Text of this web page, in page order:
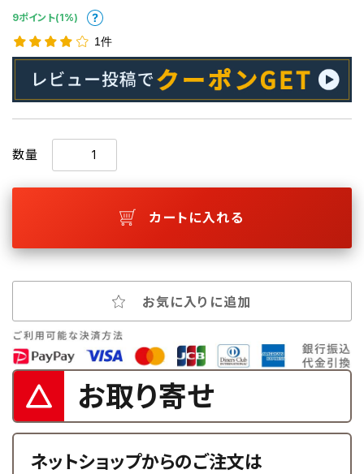
9ポイント(1%)
1件
数量
カートに入れる
お気に入りに追加
お取り寄せ
ネットショップからのご注文は